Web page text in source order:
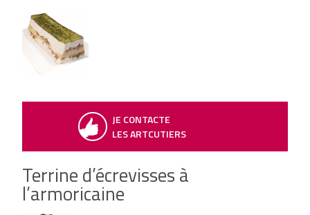
JE CONTACTE
LES ARTCUTIERS
Terrine d’écrevisses à
l’armoricaine